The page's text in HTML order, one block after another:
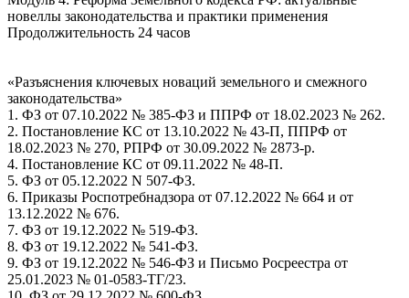
новеллы законодательства и практики применения
Продолжительность 24 часов
«Разъяснения ключевых новаций земельного и смежного
законодательства»
1. ФЗ от 07.10.2022 № 385-ФЗ и ППРФ от 18.02.2023 № 262.
2. Постановление КС от 13.10.2022 № 43-П, ППРФ от
18.02.2023 № 270, РПРФ от 30.09.2022 № 2873-р.
4. Постановление КС от 09.11.2022 № 48-П.
5. ФЗ от 05.12.2022 N 507-ФЗ.
6. Приказы Роспотребнадзора от 07.12.2022 № 664 и от
13.12.2022 № 676.
7. ФЗ от 19.12.2022 № 519-ФЗ.
8. ФЗ от 19.12.2022 № 541-ФЗ.
9. ФЗ от 19.12.2022 № 546-ФЗ и Письмо Росреестра от
25.01.2023 № 01-0583-ТГ/23.